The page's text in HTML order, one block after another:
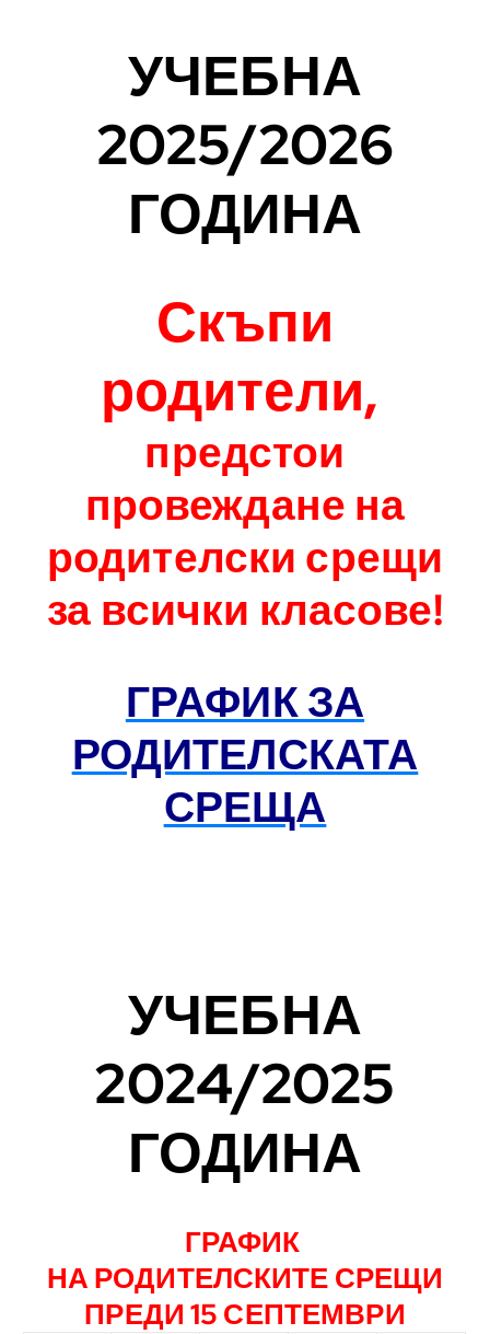
УЧЕБНА
2025/2026
ГОДИНА
Скъпи
родители,
предстои
провеждане на
родителски срещи
за всички класове!
ГРАФИК ЗА
РОДИТЕЛСКАТА
СРЕЩА
УЧЕБНА
2024/2025
ГОДИНА
ГРАФИК
НА РОДИТЕЛСКИТЕ СРЕЩИ
ПРЕДИ 15 СЕПТЕМВРИ